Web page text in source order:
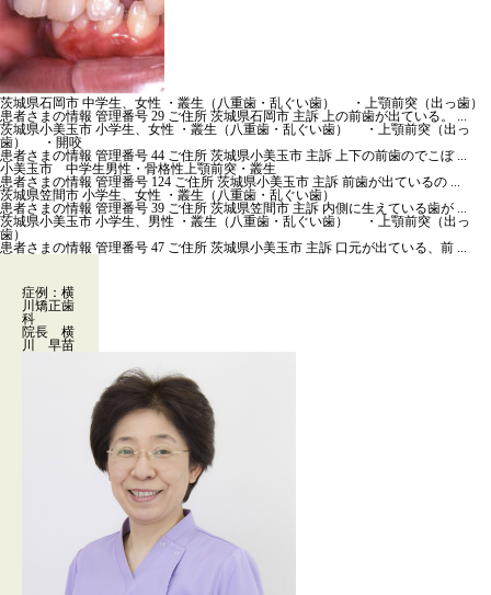
茨城県石岡市 中学生、女性 ・叢生（八重歯・乱ぐい歯） ・上顎前突（出っ歯）
患者さまの情報 管理番号 29 ご住所 茨城県石岡市 主訴 上の前歯が出ている。 ...
茨城県小美玉市 小学生、女性 ・叢生（八重歯・乱ぐい歯） ・上顎前突（出っ
歯） ・開咬
患者さまの情報 管理番号 44 ご住所 茨城県小美玉市 主訴 上下の前歯のでこぼ ...
小美玉市 中学生男性・骨格性上顎前突・叢生
患者さまの情報 管理番号 124 ご住所 茨城県小美玉市 主訴 前歯が出ているの ...
茨城県笠間市 小学生、女性 ・叢生（八重歯・乱ぐい歯）
患者さまの情報 管理番号 39 ご住所 茨城県笠間市 主訴 内側に生えている歯が ...
茨城県小美玉市 小学生、男性 ・叢生（八重歯・乱ぐい歯） ・上顎前突（出っ
歯）
患者さまの情報 管理番号 47 ご住所 茨城県小美玉市 主訴 口元が出ている、前 ...
症例：横
川矯正歯
科
院長 横
川 早苗